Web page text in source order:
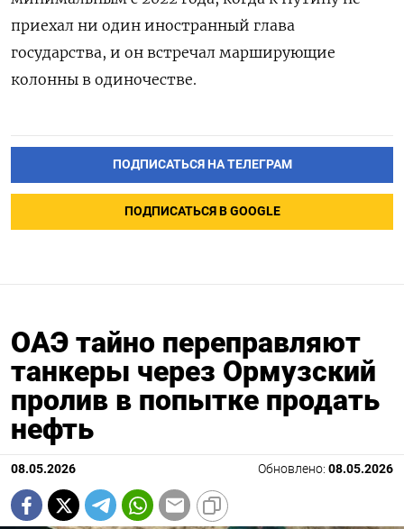
приехал ни один иностранный глава
государства, и он встречал марширующие
колонны в одиночестве.
ПОДПИСАТЬСЯ НА ТЕЛЕГРАМ
ПОДПИСАТЬСЯ В GOOGLE
ОАЭ тайно переправляют
танкеры через Ормузский
пролив в попытке продать
нефть
08.05.2026 Обновлено: 08.05.2026